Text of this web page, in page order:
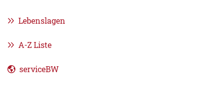
Lebenslagen
A-Z Liste
serviceBW